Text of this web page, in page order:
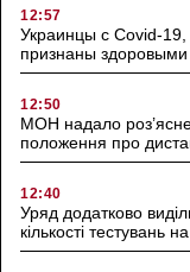
12:57
Украинцы с Covid-19,
признаны здоровыми
12:50
МОН надало
положення про
12:40
Уряд додатково
кількості тестувань